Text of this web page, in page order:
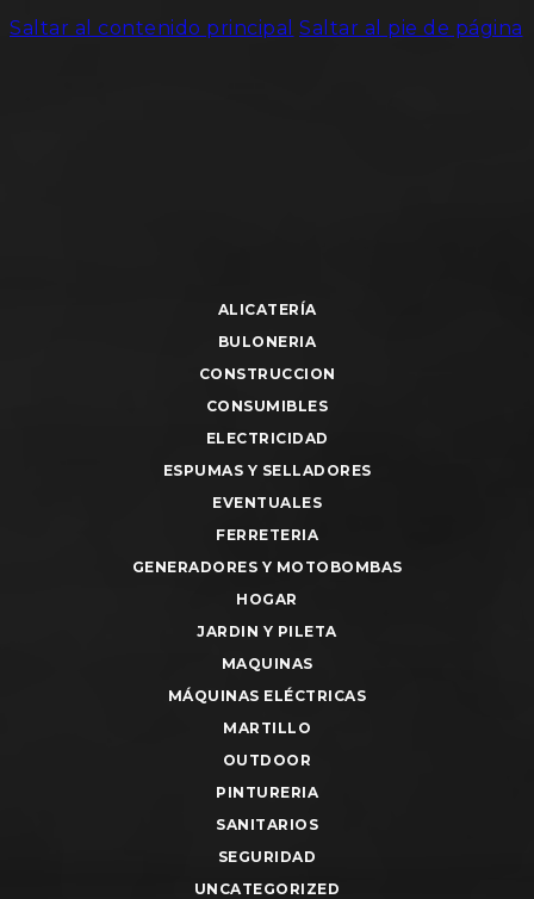
Saltar al contenido principal Saltar al pie de página
ALICATERÍA
BULONERIA
CONSTRUCCION
CONSUMIBLES
ELECTRICIDAD
ESPUMAS Y SELLADORES
EVENTUALES
FERRETERIA
GENERADORES Y MOTOBOMBAS
HOGAR
JARDIN Y PILETA
MAQUINAS
MÁQUINAS ELÉCTRICAS
MARTILLO
OUTDOOR
PINTURERIA
SANITARIOS
SEGURIDAD
UNCATEGORIZED